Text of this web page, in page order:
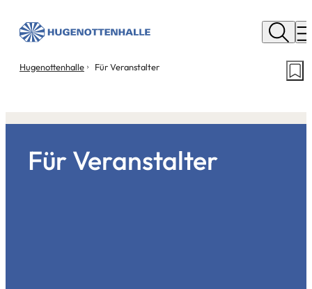
Neu
Isenburg
Hugenottenhalle Für Veranstalter
Für Veranstalter